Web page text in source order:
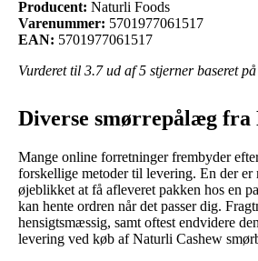
Producent: Naturli Foods
Varenummer: 5701977061517
EAN: 5701977061517
Vurderet til 3.7ud af 5 stjerner baseret på
Diverse smørrepålæg fra
Mange online forretninger frembyder
forskellige metoder til levering. En der er
øjeblikket at få afleveret pakken hos en
kan hente ordren når det passer dig.
hensigtsmæssig, samt oftest endvidere
levering ved køb af Naturli Cashew